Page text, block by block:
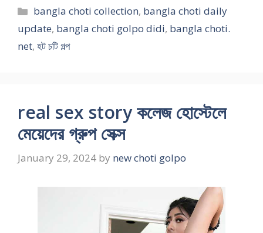
Categories
bangla choti collection, bangla choti daily
update, bangla choti golpo didi, bangla choti.
net, হট চটি গল্প
real sex story কলেজ হোস্টেলে
মেয়েদের গ্রুপ সেক্স
January 29, 2024 by new choti golpo